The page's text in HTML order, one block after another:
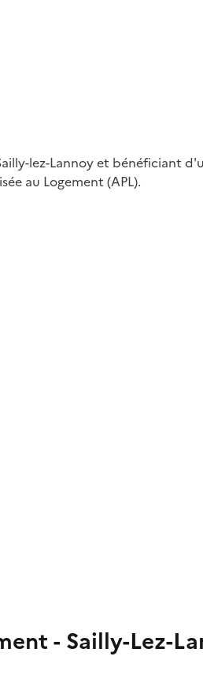
lez-Lannoy et bénéficiant
au Logement (APL).
- Sailly-Lez-